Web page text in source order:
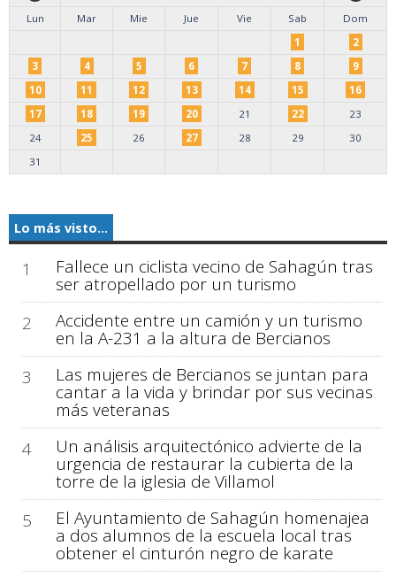
Lun
Mar Mie Jue Vie Sab
Dom
1
2
3
4 5 6 7 8
9
10
11 12 13 14 15
16
17
18 19 20 21 22
23
24
25 26 27 28 29
30
31
Lo más visto...
1 Fallece un ciclista vecino de Sahagún tras
ser atropellado por un turismo
2
Accidente entre un camión y un turismo
en la A-231 a la altura de Bercianos
3
Las mujeres de Bercianos se juntan para
cantar a la vida y brindar por sus vecinas
más veteranas
4
Un análisis arquitectónico advierte de la
urgencia de restaurar la cubierta de la
torre de la iglesia de Villamol
5
El Ayuntamiento de Sahagún homenajea
a dos alumnos de la escuela local tras
obtener el cinturón negro de karate